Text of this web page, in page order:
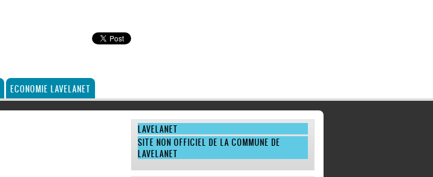
ECONOMIE LAVELANET
LAVELANET
SITE NON OFFICIEL DE LA COMMUNE DE
LAVELANET